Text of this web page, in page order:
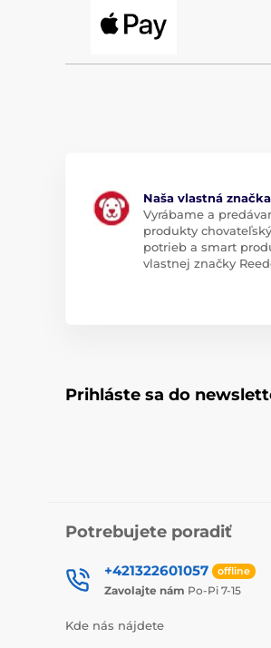
Naša vlastná značka
Vyrábame a
produkty
potrieb a smart
vlastnej značky
Prihláste sa do
Potrebujete poradiť
+421322601057 offline
Zavolajte nám Po-Pi 7-15
Kde nás nájdete